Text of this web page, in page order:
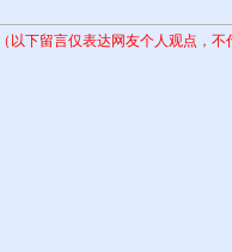
（以下留言仅表达网友个人观点，